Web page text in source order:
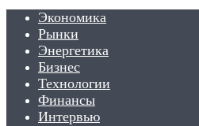
Экономика
Рынки
Энергетика
Бизнес
Технологии
Финансы
Интервью